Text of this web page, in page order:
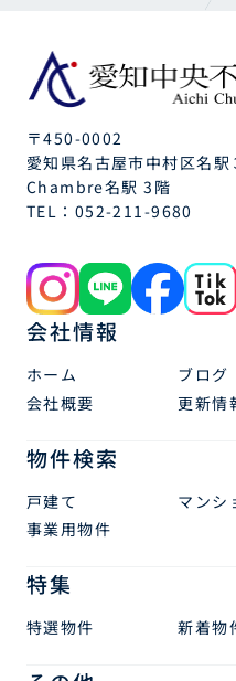
〒450-0002
愛知県名古屋市中村区名
Chambre名駅 3階
TEL： 052-211-9680
会社情報
ホーム ブログ
会社概要
更新情
物件検索
戸建て マンシ
事業用物件
特集
特選物件 新着物